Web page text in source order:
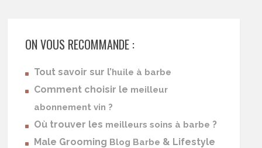
ON VOUS RECOMMANDE :
Tout savoir sur l’huile à barbe
Comment choisir le meilleur
abonnement vin ?
Où trouver les meilleurs soins à barbe ?
Male Grooming Blog Barbe & Lifestyle